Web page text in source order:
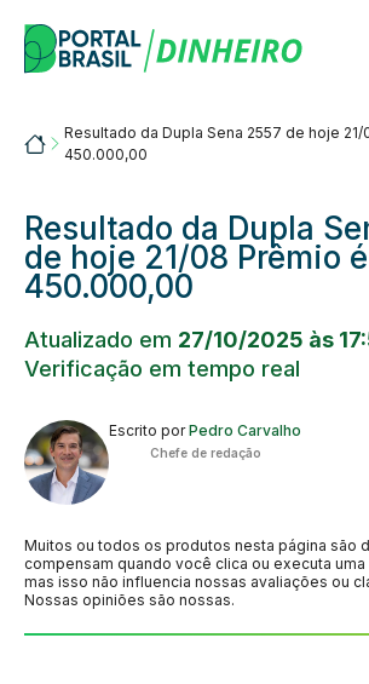
content
Portalbrasil
Resultado da Dupla Sena 2557 de hoje
450.000,00
Resultado da Dupla
de hoje 21/08 Prêmio
450.000,00
Atualizado em 27/10/2025 às
Verificação em tempo real
Escrito porPedro Carvalho
Chefe de redação
Muitos ou todos os produtos nesta página são
compensam quando você clica ou executa
mas isso não influencia nossas avaliações ou
Nossas opiniões são nossas.